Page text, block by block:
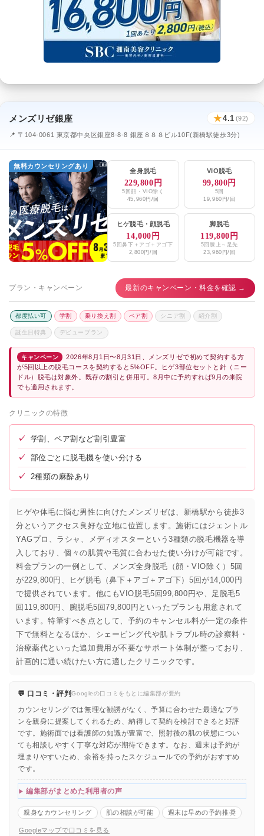
メンズリゼ銀座 ★4.1 (92)
📍 〒104-0061 東京都中央区銀座8-8-8 銀座８８８ビル10F(新橋駅徒歩3分)
無料カウンセリングあり
全身脱毛
229,800円
5回顔・VIO除く
45,960円/回
VIO脱毛
99,800円
5回
19,960円/回
ヒゲ脱毛・ 顔脱毛
14,000円
5回鼻下＋アゴ＋アゴ下
2,800円/回
脚脱毛
119,800円
5回膝上～足先
23,960円/回
プラン・キャンペーン 最新のキャンペーン・料金を確認 →
都度払い可 学割 乗り換え割 ペア割 シニア割 紹介割
誕生日特典 デビュープラン
キャンペーン
2026年8月1日〜8月31日、メンズリゼで初めて契約する方
が5回以上の脱毛コースを契約すると5%OFF。ヒゲ3部位セットと針（ニー
ドル）脱毛は対象外。既存の割引と併用可。8月中に予約すれば9月の来院
でも適用されます。
クリニックの特徴
✓ 学割、ペア割など割引豊富
✓ 部位ごとに脱毛機を使い分ける
✓ 2種類の麻酔あり
ヒゲや体毛に悩む男性に向けたメンズリゼは、新橋駅から徒歩3
分というアクセス良好な立地に位置します。施術にはジェントル
YAGプロ、ラシャ、メディオスターという3種類の脱毛機器を導
入しており、個々の肌質や毛質に合わせた使い分けが可能です。
料金プランの一例として、メンズ全身脱毛（顔・VIO除く）5回
が229,800円、ヒゲ脱毛（鼻下＋アゴ＋アゴ下）5回が14,000円
で提供されています。他にもVIO脱毛5回99,800円や、足脱毛5
回119,800円、腕脱毛5回79,800円といったプランも用意されて
います。特筆すべき点として、予約のキャンセル料が一定の条件
下で無料となるほか、シェービング代や肌トラブル時の診察料・
治療薬代といった追加費用が不要なサポート体制が整っており、
計画的に通い続けたい方に適したクリニックです。
💬 口コミ・評判Googleの口コミをもとに編集部が要約
カウンセリングでは無理な勧誘がなく、予算に合わせた最適なプラ
ンを親身に提案してくれるため、納得して契約を検討できると好評
です。施術面では看護師の知識が豊富で、照射後の肌の状態につい
ても相談しやすく丁寧な対応が期待できます。なお、週末は予約が
埋まりやすいため、余裕を持ったスケジュールでの予約がおすすめ
です。
編集部がまとめた利用者の声
親身なカウンセリング 肌の相談が可能 週末は早めの予約推奨
Googleマップで口コミを見る